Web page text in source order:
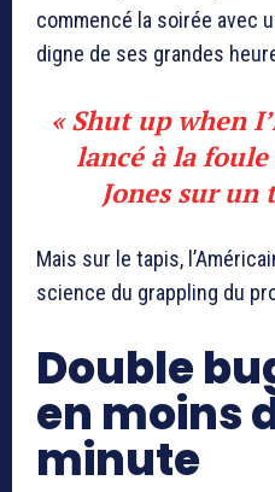
commencé la soirée avec
digne de ses grandes
« Shut up when
lancé à la
Jones sur un
Mais sur le tapis,
science du grappling du
Double
en moins
minute